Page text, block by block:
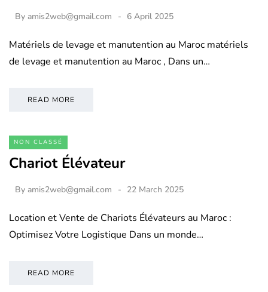
By amis2web@gmail.com 6 April 2025
Matériels de levage et manutention au Maroc matériels
de levage et manutention au Maroc , Dans un…
READ MORE
NON CLASSÉ
Chariot Élévateur
By amis2web@gmail.com 22 March 2025
Location et Vente de Chariots Élévateurs au Maroc :
Optimisez Votre Logistique Dans un monde…
READ MORE